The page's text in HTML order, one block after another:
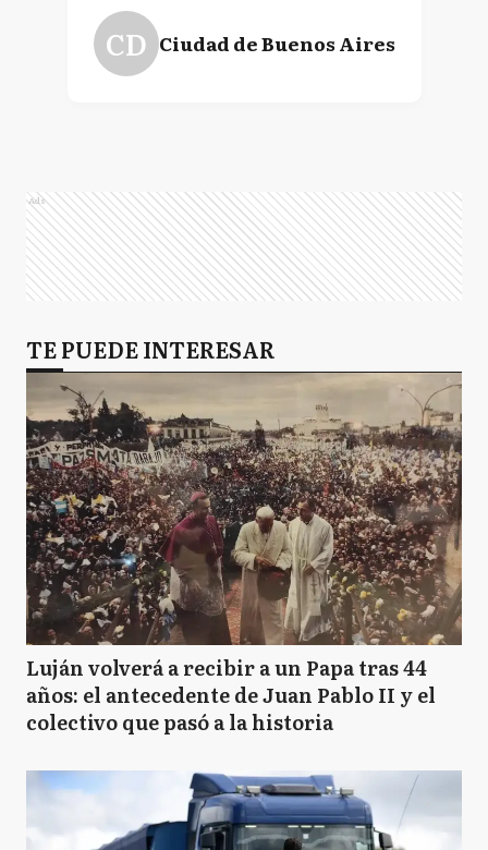
CD Ciudad de Buenos Aires
Ads
TE PUEDE INTERESAR
Luján volverá a recibir a un Papa tras 44
años: el antecedente de Juan Pablo II y el
colectivo que pasó a la historia